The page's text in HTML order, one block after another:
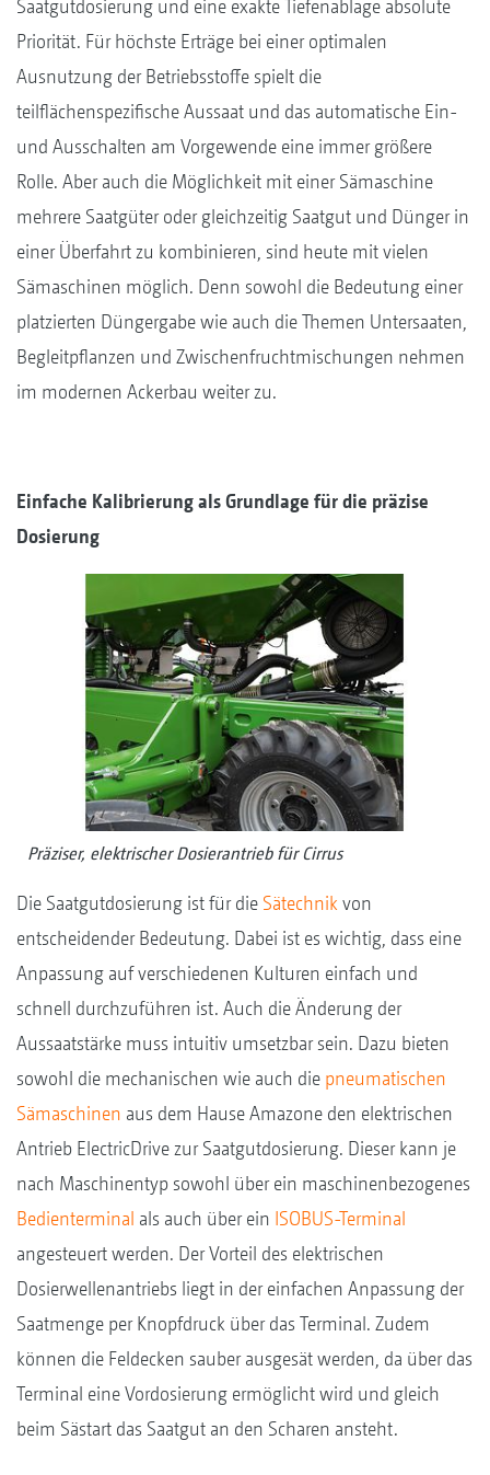
Saatgutdosierung und eine exakte Tiefenablage absolute
Priorität. Für höchste Erträge bei einer optimalen
Ausnutzung der Betriebsstoffe spielt die
teilflächenspezifische Aussaat und das automatische Ein-
und Ausschalten am Vorgewende eine immer größere
Rolle. Aber auch die Möglichkeit mit einer Sämaschine
mehrere Saatgüter oder gleichzeitig Saatgut und Dünger in
einer Überfahrt zu kombinieren, sind heute mit vielen
Sämaschinen möglich. Denn sowohl die Bedeutung einer
platzierten Düngergabe wie auch die Themen Untersaaten,
Begleitpflanzen und Zwischenfruchtmischungen nehmen
im modernen Ackerbau weiter zu.
Einfache Kalibrierung als Grundlage für die präzise
Dosierung
Präziser, elektrischer Dosierantrieb für Cirrus
Die Saatgutdosierung ist für die Sätechnik von
entscheidender Bedeutung. Dabei ist es wichtig, dass eine
Anpassung auf verschiedenen Kulturen einfach und
schnell durchzuführen ist. Auch die Änderung der
Aussaatstärke muss intuitiv umsetzbar sein. Dazu bieten
sowohl die mechanischen wie auch die pneumatischen
Sämaschinen aus dem Hause Amazone den elektrischen
Antrieb ElectricDrive zur Saatgutdosierung. Dieser kann je
nach Maschinentyp sowohl über ein maschinenbezogenes
Bedienterminal als auch über ein ISOBUS-Terminal
angesteuert werden. Der Vorteil des elektrischen
Dosierwellenantriebs liegt in der einfachen Anpassung der
Saatmenge per Knopfdruck über das Terminal. Zudem
können die Feldecken sauber ausgesät werden, da über das
Terminal eine Vordosierung ermöglicht wird und gleich
beim Sästart das Saatgut an den Scharen ansteht.